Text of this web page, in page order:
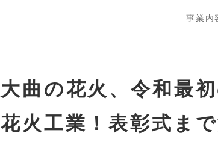
事業内
大曲の花火、令和最
花火工業！表彰式ま